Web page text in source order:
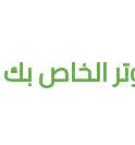
الخاص